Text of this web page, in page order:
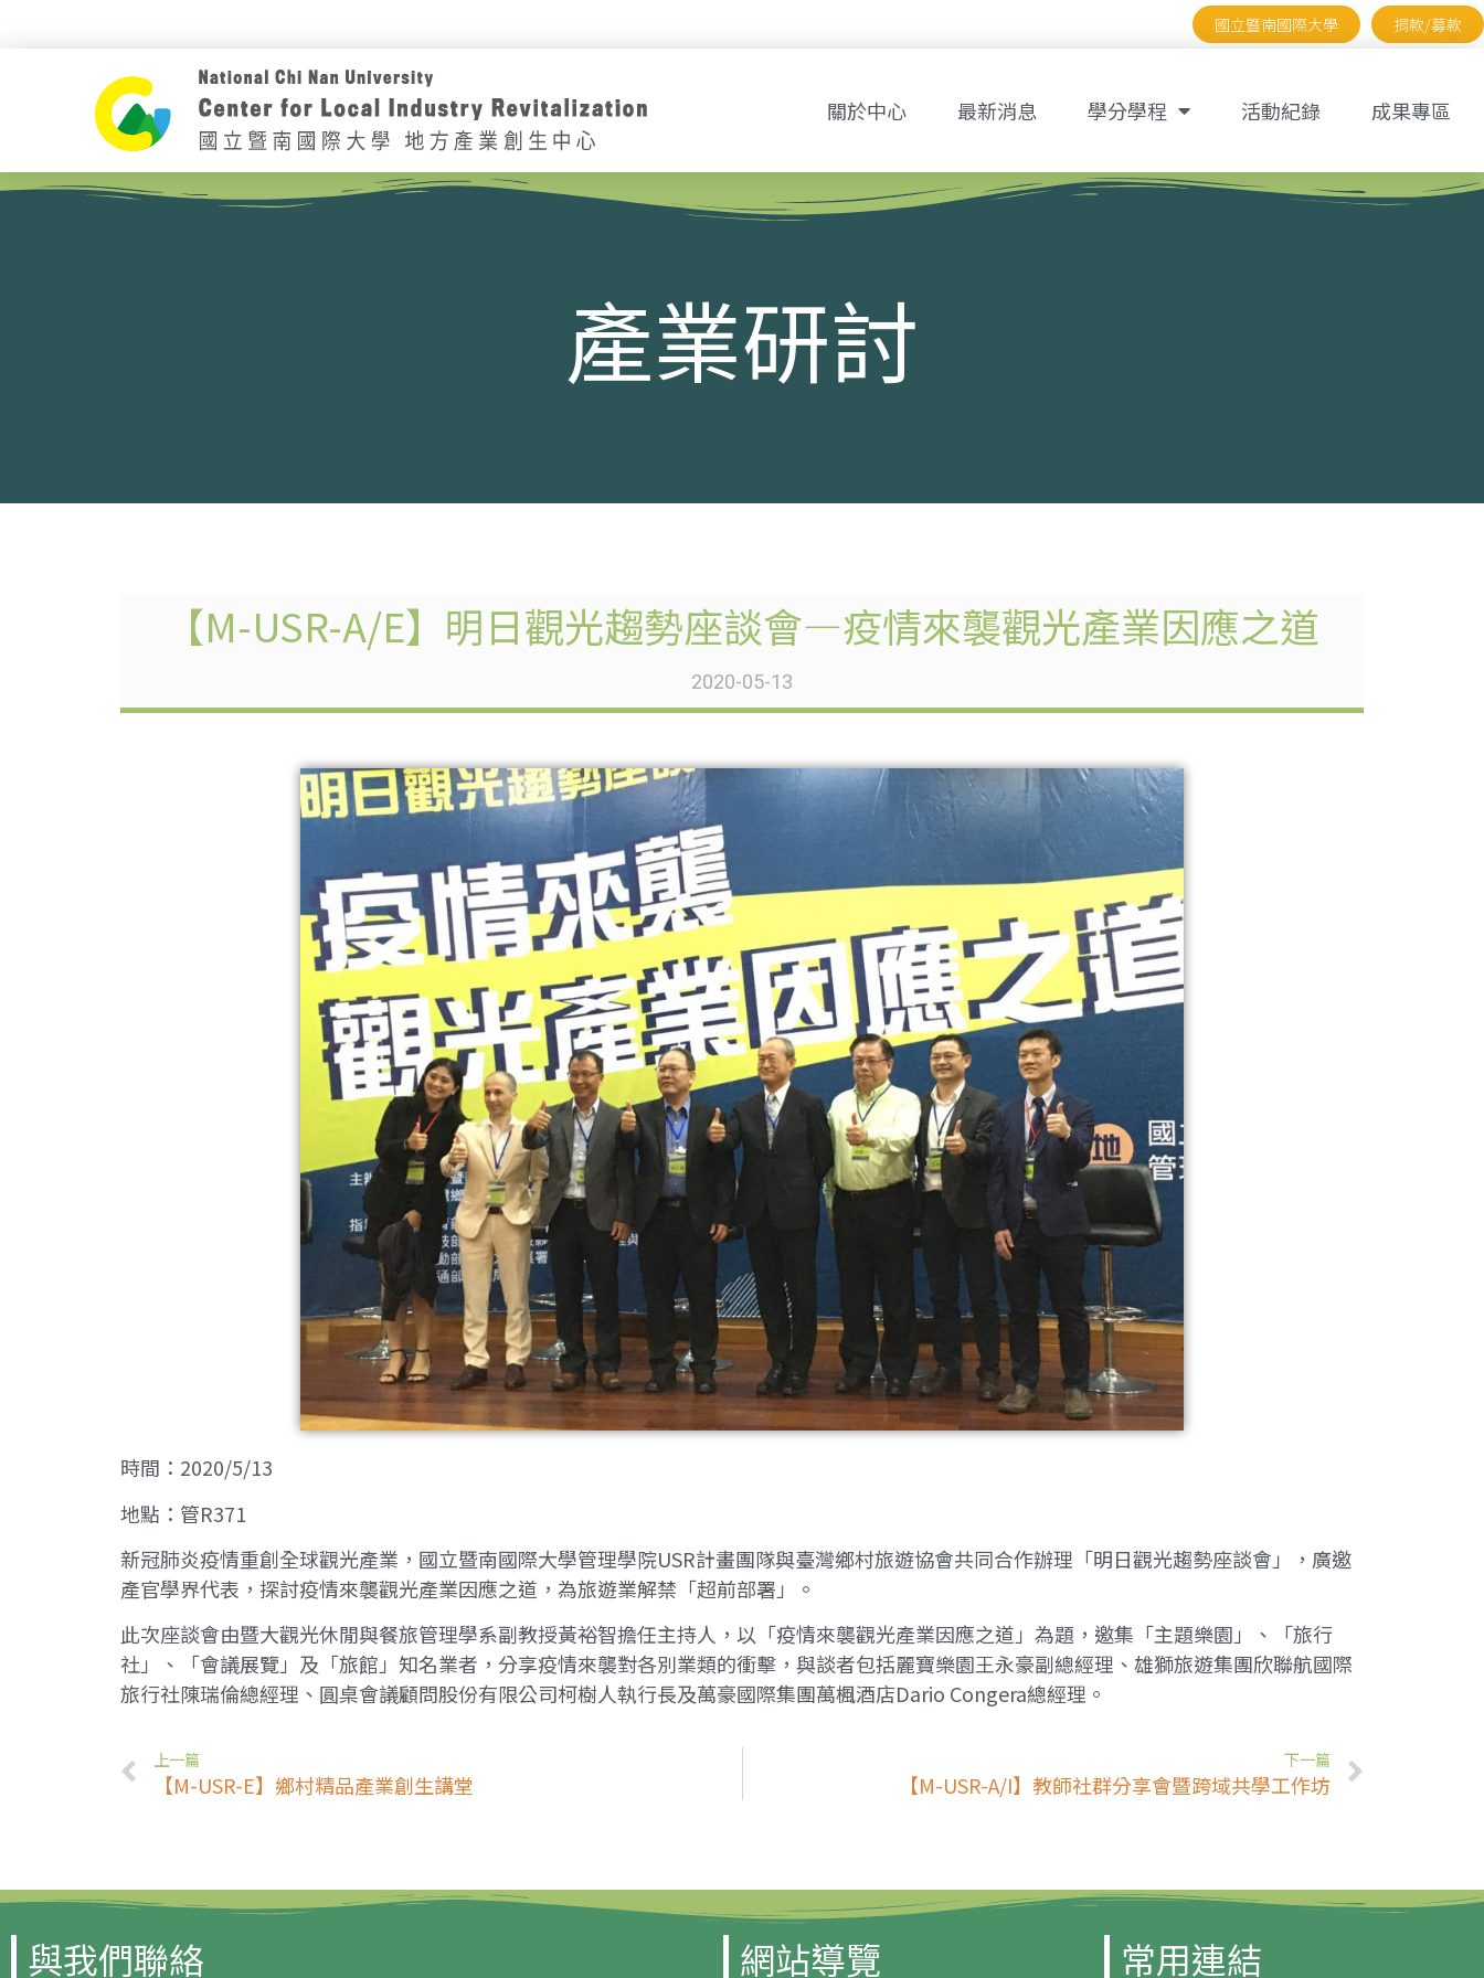
國立暨南國際大學 捐款/募款
關於中心 最新消息 學分學程 活動紀錄 成果專區
產業研討
【M-USR-A/E】明日觀光趨勢座談會—疫情來襲觀光產業因應之道
2020-05-13
時間：2020/5/13
地點：管R371
新冠肺炎疫情重創全球觀光產業，國立暨南國際大學管理學院USR計畫團隊與臺灣鄉村旅遊協會共同合作辦理「明日觀光趨勢座談會」，廣邀
產官學界代表，探討疫情來襲觀光產業因應之道，為旅遊業解禁「超前部署」。
此次座談會由暨大觀光休閒與餐旅管理學系副教授黃裕智擔任主持人，以「疫情來襲觀光產業因應之道」為題，邀集「主題樂園」、「旅行
社」、「會議展覽」及「旅館」知名業者，分享疫情來襲對各別業類的衝擊，與談者包括麗寶樂園王永豪副總經理、雄獅旅遊集團欣聯航國際
旅行社陳瑞倫總經理、圓桌會議顧問股份有限公司柯樹人執行長及萬豪國際集團萬楓酒店Dario Congera總經理。
上一篇
【M-USR-E】鄉村精品產業創生講堂
下一篇
【M-USR-A/I】教師社群分享會暨跨域共學工作坊
與我們聯絡 網站導覽 常用連結